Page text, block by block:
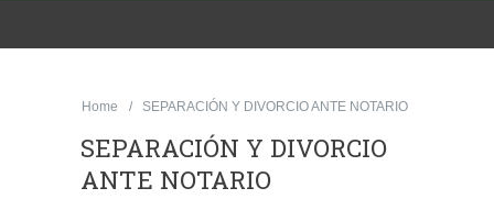
Home SEPARACIÓN Y DIVORCIO ANTE NOTARIO
SEPARACIÓN Y DIVORCIO
ANTE NOTARIO